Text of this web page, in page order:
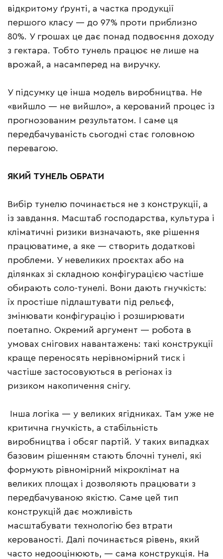
відкритому ґрунті, а частка продукції
першого класу — до 97% проти приблизно
80%. У грошах це дає понад подвоєння доходу
з гектара. Тобто тунель працює не лише на
врожай, а насамперед на виручку.
У підсумку це інша модель виробництва. Не
«вийшло — не вийшло», а керований процес із
прогнозованим результатом. І саме ця
передбачуваність сьогодні стає головною
перевагою.
ЯКИЙ ТУНЕЛЬ ОБРАТИ
Вибір тунелю починається не з конструкції, а
із завдання. Масштаб господарства, культура і
кліматичні ризики визначають, яке рішення
працюватиме, а яке — створить додаткові
проблеми. У невеликих проєктах або на
ділянках зі складною конфігурацією частіше
обирають соло-тунелі. Вони дають гнучкість:
їх простіше підлаштувати під рельєф,
змінювати конфігурацію і розширювати
поетапно. Окремий аргумент — робота в
умовах снігових навантажень: такі конструкції
краще переносять нерівномірний тиск і
частіше застосовуються в регіонах із
ризиком накопичення снігу.
Інша логіка — у великих ягідниках. Там уже не
критична гнучкість, а стабільність
виробництва і обсяг партій. У таких випадках
базовим рішенням стають блочні тунелі, які
формують рівномірний мікроклімат на
великих площах і дозволяють працювати з
передбачуваною якістю. Саме цей тип
конструкцій дає можливість
масштабувати технологію без втрати
керованості. Далі починається рівень, який
часто недооцінюють, — сама конструкція. На